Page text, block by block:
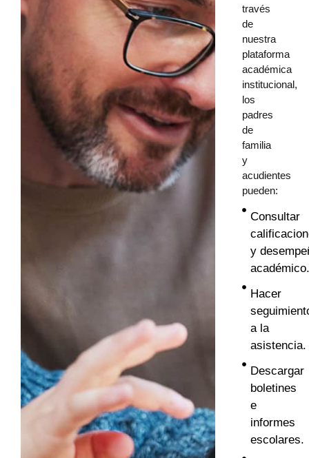
través
de
nuestra
plataforma
académica
institucional,
los
padres
de
familia
y
acudientes
pueden:
Consultar
y
Hacer
a la
asistencia.
Descargar
boletines
e
informes
escolares.